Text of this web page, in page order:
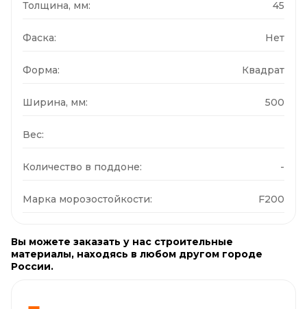
Толщина, мм: 45
Фаска: Нет
Форма: Квадрат
Ширина, мм: 500
Вес:
Количество в поддоне: -
Марка морозостойкости: F200
Вы можете заказать у нас строительные
материалы, находясь в любом другом городе
России.